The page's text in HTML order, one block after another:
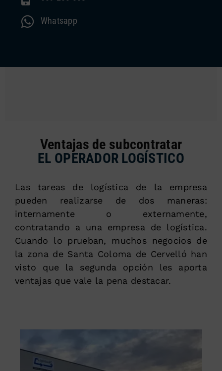
Whatsapp
Ventajas de subcontratar
EL OPERADOR LOGÍSTICO
Las tareas de logística de la empresa
pueden realizarse de dos maneras:
internamente o externamente,
contratando a una empresa de logística.
Cuando lo prueban, muchos negocios de
la zona de Santa Coloma de Cervelló han
visto que la segunda opción les aporta
ventajas que vale la pena destacar.